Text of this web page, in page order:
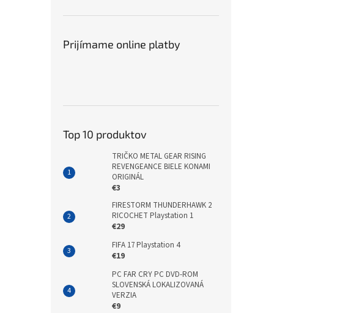
Prijímame online platby
Top 10 produktov
TRIČKO METAL GEAR RISING
REVENGEANCE BIELE KONAMI
ORIGINÁL
€3
FIRESTORM THUNDERHAWK 2
RICOCHET Playstation 1
€29
FIFA 17 Playstation 4
€19
PC FAR CRY PC DVD-ROM
SLOVENSKÁ LOKALIZOVANÁ
VERZIA
€9